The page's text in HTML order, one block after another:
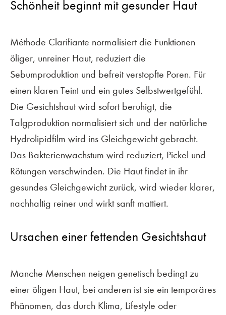
Schönheit beginnt mit gesunder Haut
Méthode Clarifiante normalisiert die Funktionen
öliger, unreiner Haut, reduziert die
Sebumproduktion und befreit verstopfte Poren. Für
einen klaren Teint und ein gutes Selbstwertgefühl.
Die Gesichtshaut wird sofort beruhigt, die
Talgproduktion normalisiert sich und der natürliche
Hydrolipidfilm wird ins Gleichgewicht gebracht.
Das Bakterienwachstum wird reduziert, Pickel und
Rötungen verschwinden. Die Haut findet in ihr
gesundes Gleichgewicht zurück, wird wieder klarer,
nachhaltig reiner und wirkt sanft mattiert.
Ursachen einer fettenden Gesichtshaut
Manche Menschen neigen genetisch bedingt zu
einer öligen Haut, bei anderen ist sie ein temporäres
Phänomen, das durch Klima, Lifestyle oder